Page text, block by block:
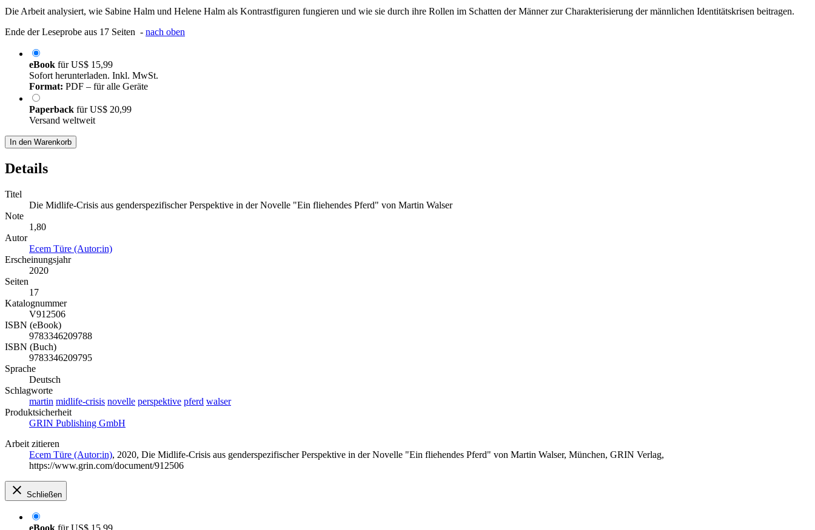
Die Arbeit analysiert, wie Sabine Halm und Helene Halm als Kontrastfiguren fungieren und wie sie durch ihre Rollen im Schatten der Männer zur Charakterisierung der männlichen Identitätskrisen beitragen.
Ende der Leseprobe aus 17 Seiten - nach oben
eBook fürUS$ 15,99
Sofort herunterladen. Inkl. MwSt.
Format: PDF – für alle Geräte
Paperback fürUS$ 20,99
Versand weltweit
In den Warenkorb
Details
Titel
Die Midlife-Crisis aus genderspezifischer Perspektive in der Novelle "Ein fliehendes Pferd" von Martin Walser
Note
1,80
Autor
Ecem Türe (Autor:in)
Erscheinungsjahr
2020
Seiten
17
Katalognummer
V912506
ISBN (eBook)
9783346209788
ISBN (Buch)
9783346209795
Sprache
Deutsch
Schlagworte
martin midlife-crisis novelle perspektive pferd walser
Produktsicherheit
GRIN Publishing GmbH
Arbeit zitieren
Ecem Türe (Autor:in), 2020, Die Midlife-Crisis aus genderspezifischer Perspektive in der Novelle "Ein fliehendes Pferd" von Martin Walser, München, GRIN Verlag,
https://www.grin.com/document/912506
Schließen